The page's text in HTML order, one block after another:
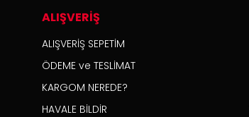
ALIŞVERİŞ
ALIŞVERİŞ SEPETİM
ÖDEME ve TESLİMAT
KARGOM NEREDE?
HAVALE BİLDİR